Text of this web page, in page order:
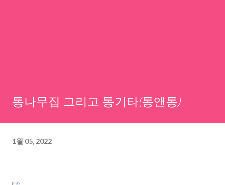
통나무집 그리고 통기타(통앤통)
1월 05, 2022